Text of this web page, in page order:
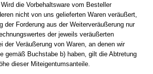
die Vorbehaltsware vom Besteller
nicht von uns gelieferten Waren veräußert,
der Forderung aus der Weiterveräußerung nur
der jeweils veräußerten
der Veräußerung von Waren, an denen wir
gemäß Buchstabe b) haben, gilt die Abtretung
dieser Miteigentumsanteile.